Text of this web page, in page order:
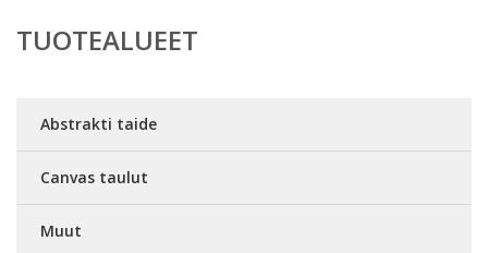
TUOTEALUEET
Abstrakti taide
Canvas taulut
Muut